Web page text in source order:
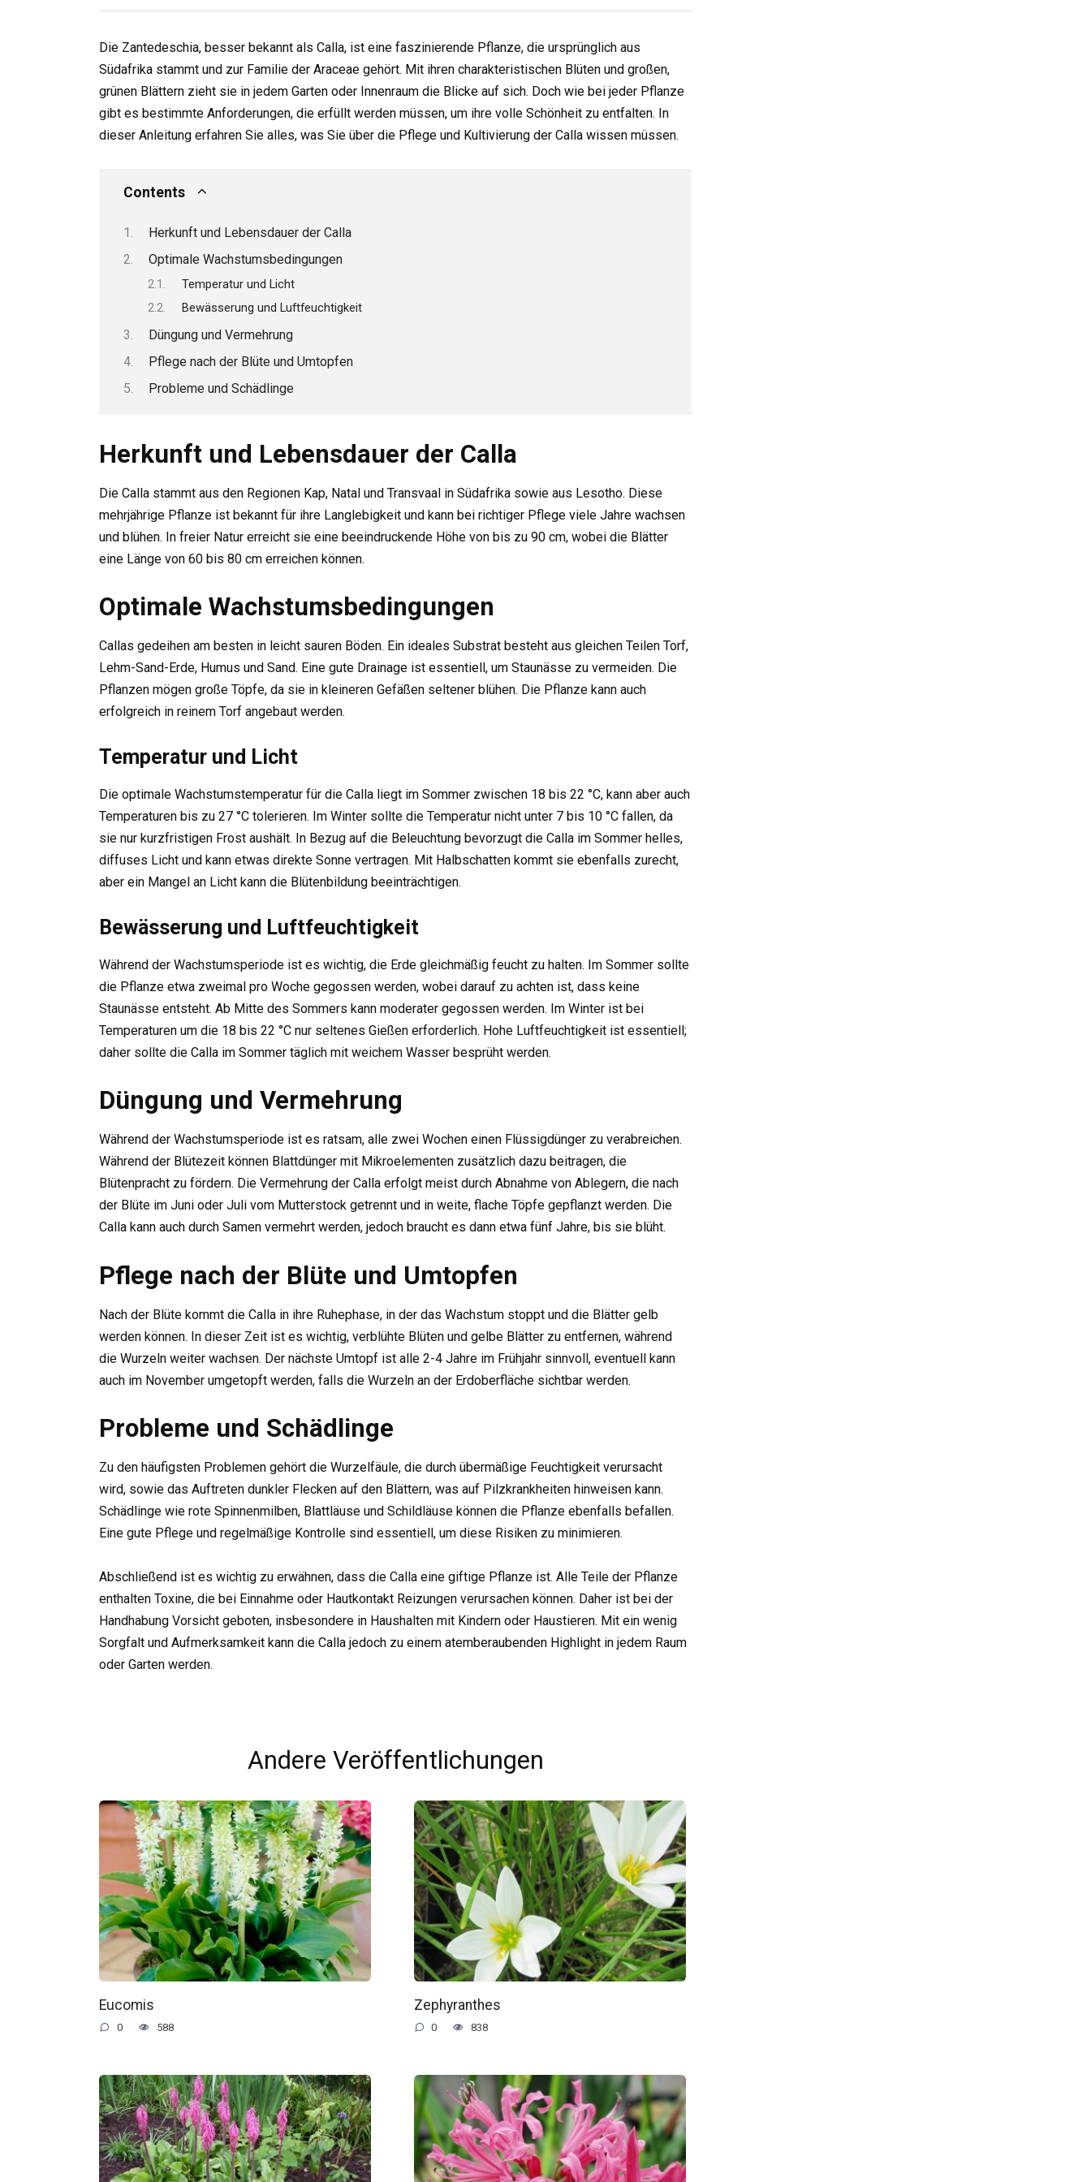
Die Zantedeschia, besser bekannt als Calla, ist eine faszinierende Pflanze, die ursprünglich aus
Südafrika stammt und zur Familie der Araceae gehört. Mit ihren charakteristischen Blüten und großen,
grünen Blättern zieht sie in jedem Garten oder Innenraum die Blicke auf sich. Doch wie bei jeder Pflanze
gibt es bestimmte Anforderungen, die erfüllt werden müssen, um ihre volle Schönheit zu entfalten. In
dieser Anleitung erfahren Sie alles, was Sie über die Pflege und Kultivierung der Calla wissen müssen.
Contents
Herkunft und Lebensdauer der Calla
Optimale Wachstumsbedingungen
Temperatur und Licht
Bewässerung und Luftfeuchtigkeit
Düngung und Vermehrung
Pflege nach der Blüte und Umtopfen
Probleme und Schädlinge
Herkunft und Lebensdauer der Calla
Die Calla stammt aus den Regionen Kap, Natal und Transvaal in Südafrika sowie aus Lesotho. Diese
mehrjährige Pflanze ist bekannt für ihre Langlebigkeit und kann bei richtiger Pflege viele Jahre wachsen
und blühen. In freier Natur erreicht sie eine beeindruckende Höhe von bis zu 90 cm, wobei die Blätter
eine Länge von 60 bis 80 cm erreichen können.
Optimale Wachstumsbedingungen
Callas gedeihen am besten in leicht sauren Böden. Ein ideales Substrat besteht aus gleichen Teilen Torf,
Lehm-Sand-Erde, Humus und Sand. Eine gute Drainage ist essentiell, um Staunässe zu vermeiden. Die
Pflanzen mögen große Töpfe, da sie in kleineren Gefäßen seltener blühen. Die Pflanze kann auch
erfolgreich in reinem Torf angebaut werden.
Temperatur und Licht
Die optimale Wachstumstemperatur für die Calla liegt im Sommer zwischen 18 bis 22 °C, kann aber auch
Temperaturen bis zu 27 °C tolerieren. Im Winter sollte die Temperatur nicht unter 7 bis 10 °C fallen, da
sie nur kurzfristigen Frost aushält. In Bezug auf die Beleuchtung bevorzugt die Calla im Sommer helles,
diffuses Licht und kann etwas direkte Sonne vertragen. Mit Halbschatten kommt sie ebenfalls zurecht,
aber ein Mangel an Licht kann die Blütenbildung beeinträchtigen.
Bewässerung und Luftfeuchtigkeit
Während der Wachstumsperiode ist es wichtig, die Erde gleichmäßig feucht zu halten. Im Sommer sollte
die Pflanze etwa zweimal pro Woche gegossen werden, wobei darauf zu achten ist, dass keine
Staunässe entsteht. Ab Mitte des Sommers kann moderater gegossen werden. Im Winter ist bei
Temperaturen um die 18 bis 22 °C nur seltenes Gießen erforderlich. Hohe Luftfeuchtigkeit ist essentiell;
daher sollte die Calla im Sommer täglich mit weichem Wasser besprüht werden.
Düngung und Vermehrung
Während der Wachstumsperiode ist es ratsam, alle zwei Wochen einen Flüssigdünger zu verabreichen.
Während der Blütezeit können Blattdünger mit Mikroelementen zusätzlich dazu beitragen, die
Blütenpracht zu fördern. Die Vermehrung der Calla erfolgt meist durch Abnahme von Ablegern, die nach
der Blüte im Juni oder Juli vom Mutterstock getrennt und in weite, flache Töpfe gepflanzt werden. Die
Calla kann auch durch Samen vermehrt werden, jedoch braucht es dann etwa fünf Jahre, bis sie blüht.
Pflege nach der Blüte und Umtopfen
Nach der Blüte kommt die Calla in ihre Ruhephase, in der das Wachstum stoppt und die Blätter gelb
werden können. In dieser Zeit ist es wichtig, verblühte Blüten und gelbe Blätter zu entfernen, während
die Wurzeln weiter wachsen. Der nächste Umtopf ist alle 2-4 Jahre im Frühjahr sinnvoll, eventuell kann
auch im November umgetopft werden, falls die Wurzeln an der Erdoberfläche sichtbar werden.
Probleme und Schädlinge
Zu den häufigsten Problemen gehört die Wurzelfäule, die durch übermäßige Feuchtigkeit verursacht
wird, sowie das Auftreten dunkler Flecken auf den Blättern, was auf Pilzkrankheiten hinweisen kann.
Schädlinge wie rote Spinnenmilben, Blattläuse und Schildläuse können die Pflanze ebenfalls befallen.
Eine gute Pflege und regelmäßige Kontrolle sind essentiell, um diese Risiken zu minimieren.
Abschließend ist es wichtig zu erwähnen, dass die Calla eine giftige Pflanze ist. Alle Teile der Pflanze
enthalten Toxine, die bei Einnahme oder Hautkontakt Reizungen verursachen können. Daher ist bei der
Handhabung Vorsicht geboten, insbesondere in Haushalten mit Kindern oder Haustieren. Mit ein wenig
Sorgfalt und Aufmerksamkeit kann die Calla jedoch zu einem atemberaubenden Highlight in jedem Raum
oder Garten werden.
Andere Veröffentlichungen
Eucomis
0 588
Zephyranthes
0 838